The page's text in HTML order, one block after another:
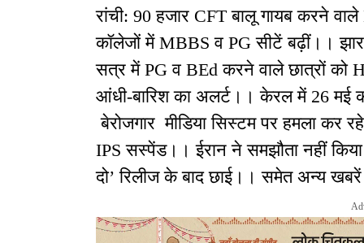
रांची: 90 हजार CFT बालू गायब करने
कॉलेजों में MBBS व PG सीटें बढ़ीं।।
सत्र में PG व BEd करने वाले छात्रों को
आंधी-बारिश का अलर्ट।। केरल में 26 मई
बेरोजगार मीडिया सिस्टम पर हमला
IPS सस्पेंड।। ईरान ने समझौता नहीं
दो’ रिलीज के बाद छाई।। समेत अन्य खबरें